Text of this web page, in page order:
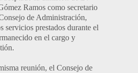
Ramos como secretario
de Administración,
servicios prestados durante el
en el cargo y
reunión, el Consejo de